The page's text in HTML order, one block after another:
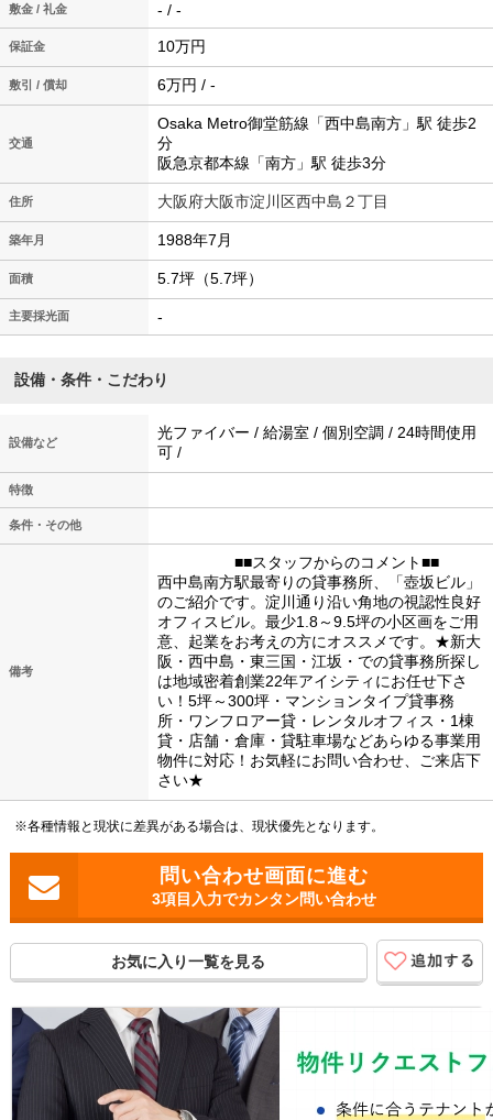
敷金 / 礼金 - / -
保証金 10万円
敷引 / 償却 6万円 / -
交通
Osaka Metro御堂筋線「西中島南方」駅 徒歩2
分
阪急京都本線「南方」駅 徒歩3分
住所 大阪府大阪市淀川区西中島２丁目
築年月 1988年7月
面積 5.7坪（5.7坪）
主要採光面 -
設備・条件・こだわり
設備など
光ファイバー / 給湯室 / 個別空調 / 24時間使用
可 /
特徴
条件・その他
備考
■■スタッフからのコメント■■
西中島南方駅最寄りの貸事務所、「壺坂ビル」
のご紹介です。淀川通り沿い角地の視認性良好
オフィスビル。最少1.8～9.5坪の小区画をご用
意、起業をお考えの方にオススメです。★新大
阪・西中島・東三国・江坂・での貸事務所探し
は地域密着創業22年アイシティにお任せ下さ
い！5坪～300坪・マンションタイプ貸事務
所・ワンフロアー貸・レンタルオフィス・1棟
貸・店舗・倉庫・貸駐車場などあらゆる事業用
物件に対応！お気軽にお問い合わせ、ご来店下
さい★
※各種情報と現状に差異がある場合は、現状優先となります。
3項目入力でカンタン問い合わせ
お気に入り一覧を見る